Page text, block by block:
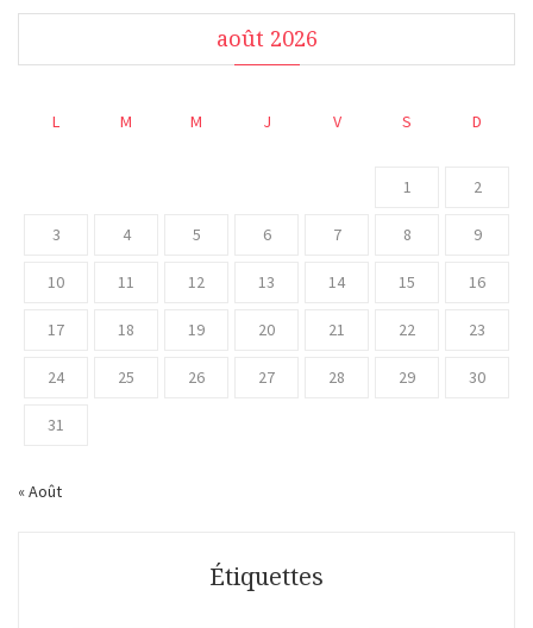
août 2026
L M M J V S D
1 2
3 4 5 6 7 8 9
10 11 12 13 14 15 16
17 18 19 20 21 22 23
24 25 26 27 28 29 30
31
« Août
Étiquettes